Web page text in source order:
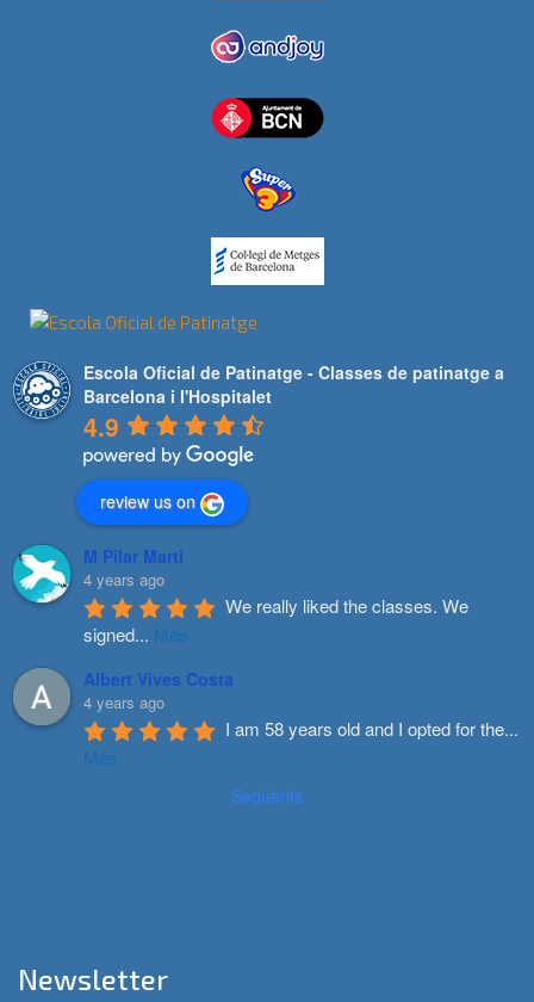
Escola Oficial de Patinatge - Classes de patinatge a
Barcelona i l'Hospitalet
4.9
review us on
M Pilar Marti
4 years ago
We really liked the classes. We
signed... Més
Albert Vives Costa
4 years ago
I am 58 years old and I opted for the...
Més
Següents
Newsletter